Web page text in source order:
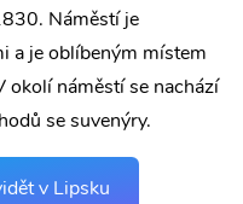
Náměstí je
a je oblíbeným místem
náměstí se nachází
se suvenýry.
v Lipsku